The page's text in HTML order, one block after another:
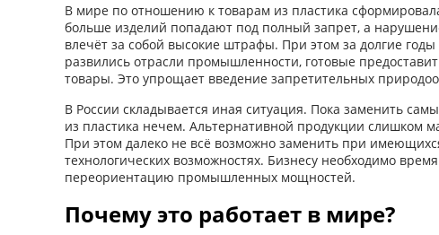
В мире по отношению к товарам из пластика
больше изделий попадают под полный запрет, а
влечёт за собой высокие штрафы. При этом за долгие
развились отрасли промышленности, готовые
товары. Это упрощает введение запретительных
В России складывается иная ситуация. Пока заменить
из пластика нечем. Альтернативной продукции слишком
При этом далеко не всё возможно заменить при
технологических возможностях. Бизнесу необходимо
переориентацию промышленных мощностей.
Почему это работает в мире?